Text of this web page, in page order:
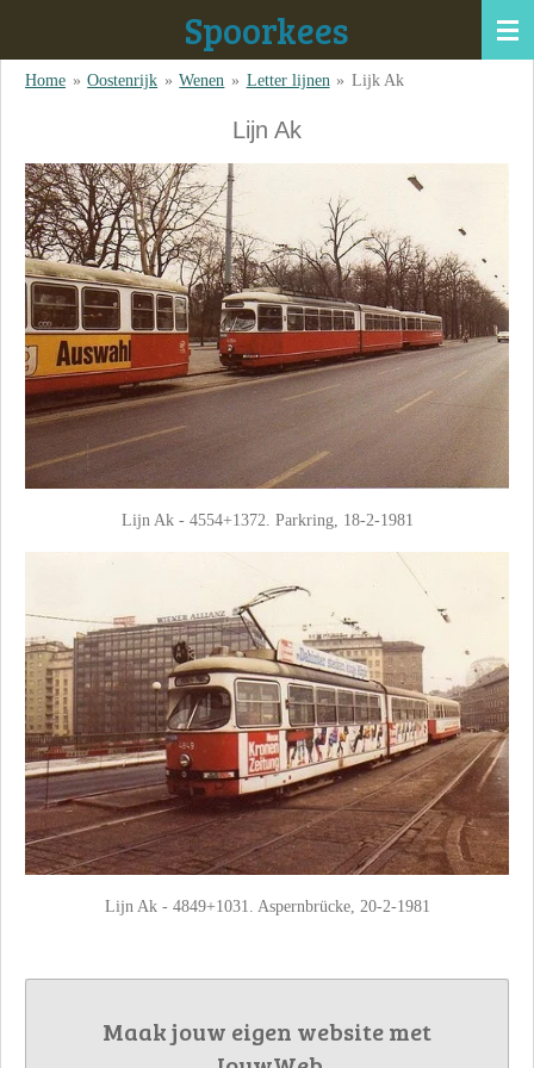
naar
Spoorkees
Home » Oostenrijk » Wenen » Letter lijnen » Lijk Ak
Lijn Ak
Lijn Ak - 4554+1372. Parkring, 18-2-1981
Lijn Ak - 4849+1031. Aspernbrücke, 20-2-1981
Maak jouw eigen website met